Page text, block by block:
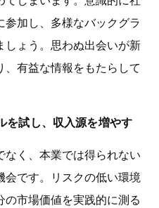
加し、多様なバックグラ
しょう。思わぬ出会いが新
、有益な情報をもたらして
を試し、収入源を増やす
く、本業では得られない
会です。リスクの低い環境
市場価値を実践的に測る